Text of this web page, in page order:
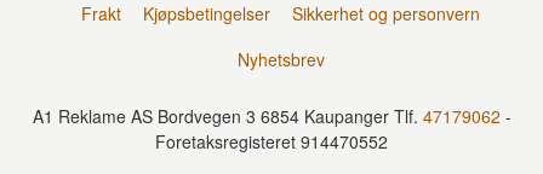
Frakt Kjøpsbetingelser
Sikkerhet og personvern
Nyhetsbrev
A1 Reklame AS Bordvegen 3 6854 Kaupanger Tlf. 47179062 -
Foretaksregisteret 914470552